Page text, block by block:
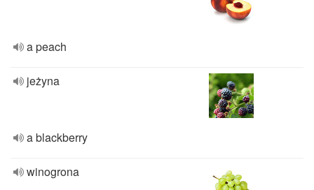
a peach
jeżyna
a blackberry
winogrona